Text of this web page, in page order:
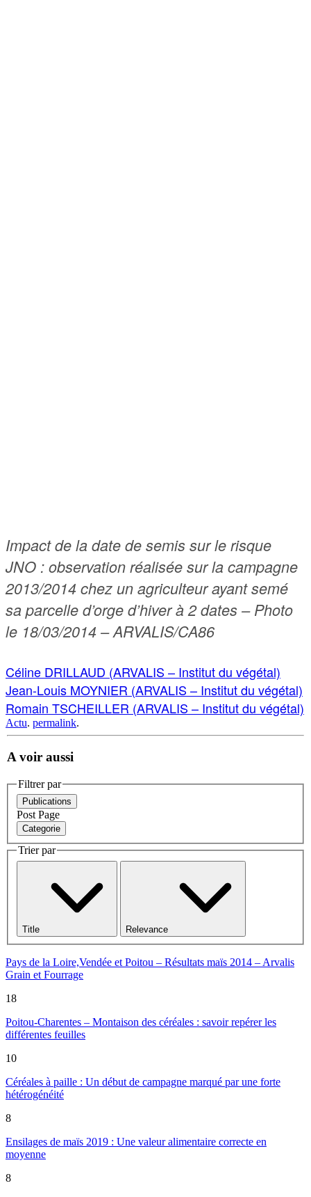
Impact de la date de semis sur le risque
JNO : observation réalisée sur la campagne
2013/2014 chez un agriculteur ayant semé
sa parcelle d’orge d’hiver à 2 dates – Photo
le 18/03/2014 – ARVALIS/CA86
Céline DRILLAUD (ARVALIS – Institut du végétal)
Jean-Louis MOYNIER (ARVALIS – Institut du végétal)
Romain TSCHEILLER (ARVALIS – Institut du végétal)
Actu. permalink.
A voir aussi
Filtrer par
Publications
Post Page
Categorie
Trier par
Title Relevance
Pays de la Loire,Vendée et Poitou – Résultats maïs 2014 – Arvalis
Grain et Fourrage
18
Poitou-Charentes – Montaison des céréales : savoir repérer les
différentes feuilles
10
Céréales à paille : Un début de campagne marqué par une forte
hétérogénéité
8
Ensilages de maïs 2019 : Une valeur alimentaire correcte en
moyenne
8